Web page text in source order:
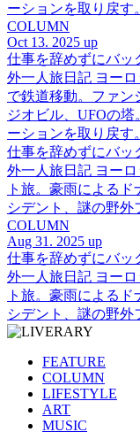
ーションを取り戻す。
COLUMN
Oct 13. 2025 up
仕事を辞めずにバッ
外一人旅日記 ヨー
で鉄道移動。ファン
ジオビル、UFOの
ーションを取り戻す。
仕事を辞めずにバッ
外一人旅日記 ヨー
ト旅。豪雨による
シデント、謎の野外
COLUMN
Aug 31. 2025 up
仕事を辞めずにバッ
外一人旅日記 ヨー
ト旅。豪雨による
シデント、謎の野外
FEATURE
COLUMN
LIFESTYLE
ART
MUSIC